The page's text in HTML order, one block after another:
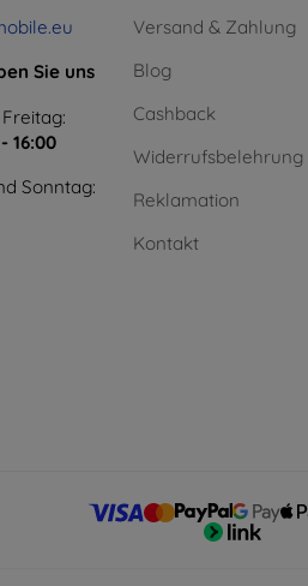
Sie uns
16:00
Sonntag:
Versand & Zahlung
Blog
Cashback
Widerrufsbelehrung
Reklamation
Kontakt